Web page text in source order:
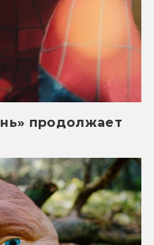
продолжает